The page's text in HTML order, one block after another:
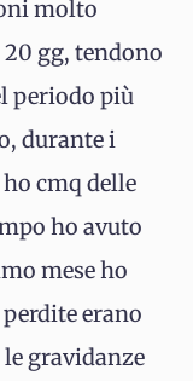
molto
gg, tendono
periodo più
durante i
cmq delle
ho avuto
mese ho
erano
gravidanze